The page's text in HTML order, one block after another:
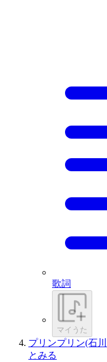
歌詞
マイうた
プリンプリン(石
とみる